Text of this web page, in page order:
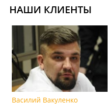
НАШИ КЛИЕНТЫ
Василий Вакуленко